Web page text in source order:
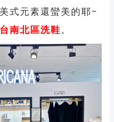
式元素還蠻美的耶~
台南北區洗鞋。